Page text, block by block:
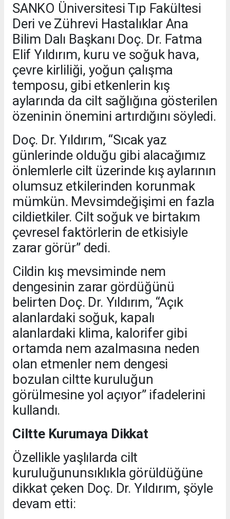
SANKO Üniversitesi Tıp Fakültesi
Deri ve Zührevi Hastalıklar Ana
Bilim Dalı Başkanı Doç. Dr. Fatma
Elif Yıldırım, kuru ve soğuk hava,
çevre kirliliği, yoğun çalışma
temposu, gibi etkenlerin kış
aylarında da cilt sağlığına gösterilen
özeninin önemini artırdığını söyledi.
Doç. Dr. Yıldırım, “Sıcak yaz
günlerinde olduğu gibi alacağımız
önlemlerle cilt üzerinde kış aylarının
olumsuz etkilerinden korunmak
mümkün. Mevsimdeğişimi en fazla
cildietkiler. Cilt soğuk ve birtakım
çevresel faktörlerin de etkisiyle
zarar görür” dedi.
Cildin kış mevsiminde nem
dengesinin zarar gördüğünü
belirten Doç. Dr. Yıldırım, “Açık
alanlardaki soğuk, kapalı
alanlardaki klima, kalorifer gibi
ortamda nem azalmasına neden
olan etmenler nem dengesi
bozulan ciltte kuruluğun
görülmesine yol açıyor” ifadelerini
kullandı.
Ciltte Kurumaya Dikkat
Özellikle yaşlılarda cilt
kuruluğununsıklıkla görüldüğüne
dikkat çeken Doç. Dr. Yıldırım, şöyle
devam etti: